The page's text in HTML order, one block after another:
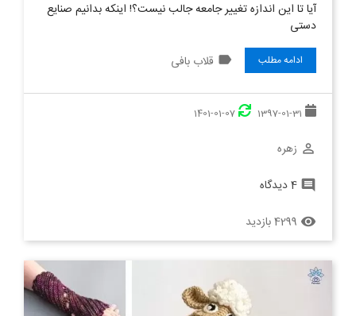
آیا تا این اندازه تغییر جامعه جالب نیست؟! اینکه بدانیم صنایع
دستی
ادامه مطلب label قلاب بافی
1397-01-31
1401-01-07
perm_identity زهره
comment 4 دیدگاه
remove_red_eye 4299 بازدید